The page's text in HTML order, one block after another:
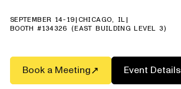
SEPTEMBER 14-19|CHICAGO, IL|
BOOTH #134326 (EAST BUILDING LEVEL 3)
Book a Meeting Event Details